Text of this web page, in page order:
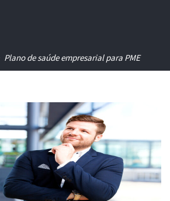
Plano de saúde empresarial para PME